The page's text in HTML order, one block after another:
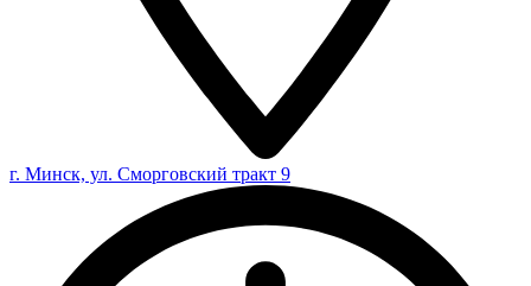
г. Минск, ул. Сморговский тракт 9